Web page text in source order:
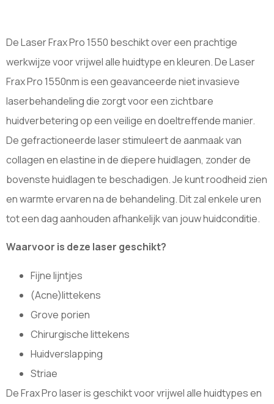
De Laser Frax Pro 1550 beschikt over een prachtige
werkwijze voor vrijwel alle huidtype en kleuren. De Laser
Frax Pro 1550nm is een geavanceerde niet invasieve
laserbehandeling die zorgt voor een zichtbare
huidverbetering op een veilige en doeltreffende manier.
De gefractioneerde laser stimuleert de aanmaak van
collagen en elastine in de diepere huidlagen, zonder de
bovenste huidlagen te beschadigen. Je kunt roodheid zien
en warmte ervaren na de behandeling. Dit zal enkele uren
tot een dag aanhouden afhankelijk van jouw huidconditie.
Waarvoor is deze laser geschikt?
Fijne lijntjes
(Acne)littekens
Grove porien
Chirurgische littekens
Huidverslapping
Striae
De Frax Pro laser is geschikt voor vrijwel alle huidtypes en